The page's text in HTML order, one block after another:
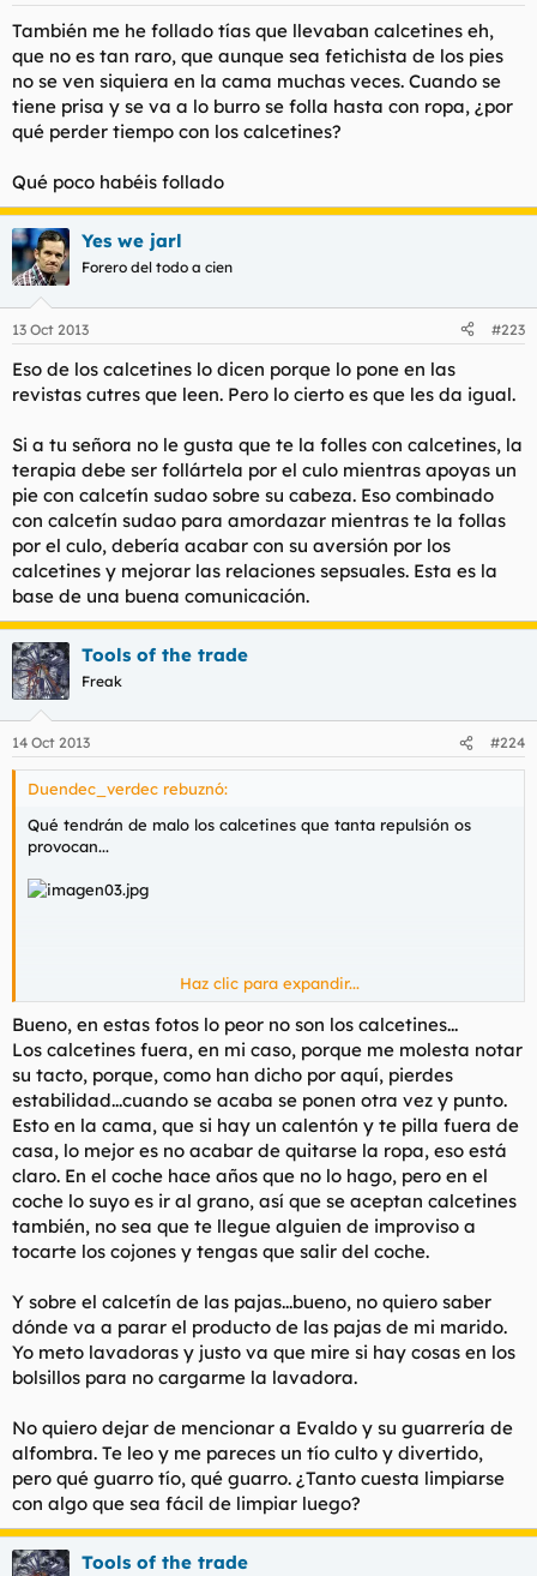
También me he follado tías que llevaban calcetines eh,
que no es tan raro, que aunque sea fetichista de los pies
no se ven siquiera en la cama muchas veces. Cuando se
tiene prisa y se va a lo burro se folla hasta con ropa, ¿por
qué perder tiempo con los calcetines?
Qué poco habéis follado
Yes we jarl
Forero del todo a cien
13 Oct 2013 #223
Eso de los calcetines lo dicen porque lo pone en las
revistas cutres que leen. Pero lo cierto es que les da igual.
Si a tu señora no le gusta que te la folles con calcetines, la
terapia debe ser follártela por el culo mientras apoyas un
pie con calcetín sudao sobre su cabeza. Eso combinado
con calcetín sudao para amordazar mientras te la follas
por el culo, debería acabar con su aversión por los
calcetines y mejorar las relaciones sepsuales. Esta es la
base de una buena comunicación.
Tools of the trade
Freak
14 Oct 2013 #224
Duendec_verdec rebuznó:
Qué tendrán de malo los calcetines que tanta repulsión os
provocan...
Haz clic para expandir...
Bueno, en estas fotos lo peor no son los calcetines...
Los calcetines fuera, en mi caso, porque me molesta notar
su tacto, porque, como han dicho por aquí, pierdes
estabilidad...cuando se acaba se ponen otra vez y punto.
Esto en la cama, que si hay un calentón y te pilla fuera de
casa, lo mejor es no acabar de quitarse la ropa, eso está
claro. En el coche hace años que no lo hago, pero en el
coche lo suyo es ir al grano, así que se aceptan calcetines
también, no sea que te llegue alguien de improviso a
tocarte los cojones y tengas que salir del coche.
Y sobre el calcetín de las pajas...bueno, no quiero saber
dónde va a parar el producto de las pajas de mi marido.
Yo meto lavadoras y justo va que mire si hay cosas en los
bolsillos para no cargarme la lavadora.
No quiero dejar de mencionar a Evaldo y su guarrería de
alfombra. Te leo y me pareces un tío culto y divertido,
pero qué guarro tío, qué guarro. ¿Tanto cuesta limpiarse
con algo que sea fácil de limpiar luego?
Tools of the trade